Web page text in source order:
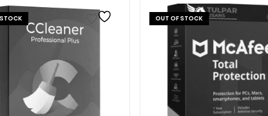
OUT OF STOCK